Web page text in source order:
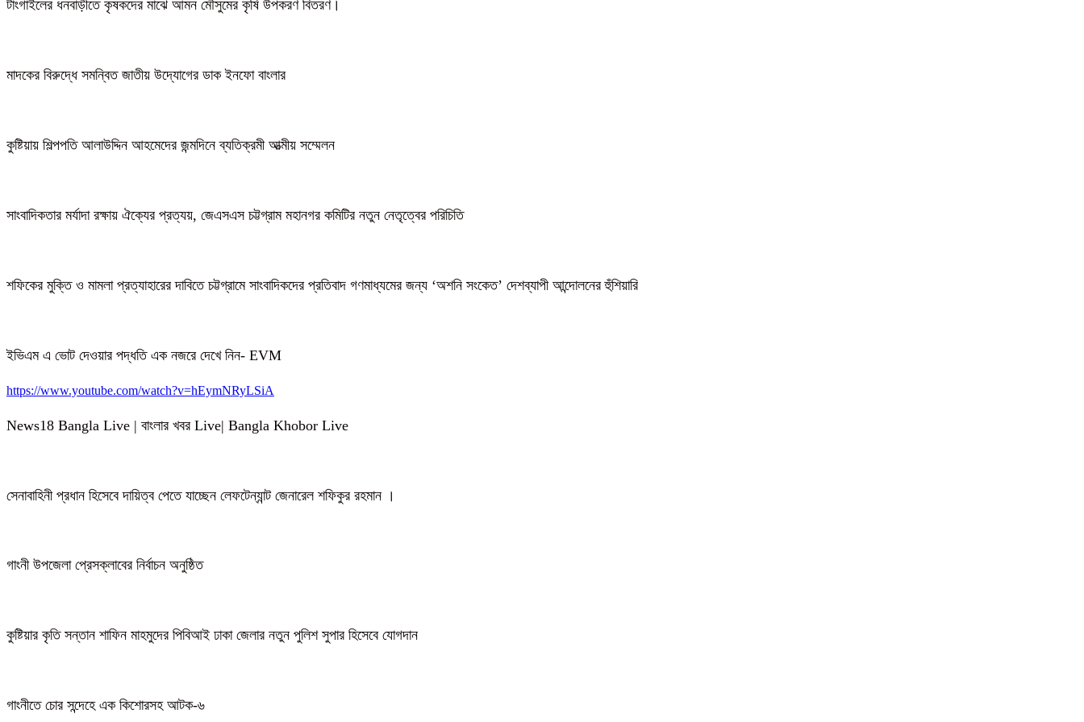
টাংগাইলের ধনবাড়ীতে কৃষকদের মাঝে আমন মৌসুমের কৃষি উপকরণ বিতরণ।
মাদকের বিরুদ্ধে সমন্বিত জাতীয় উদ্যোগের ডাক ইনফো বাংলার
কুষ্টিয়ায় শিল্পপতি আলাউদ্দিন আহমেদের জন্মদিনে ব্যতিক্রমী আত্মীয় সম্মেলন
সাংবাদিকতার মর্যাদা রক্ষায় ঐক্যের প্রত্যয়, জেএসএস চট্টগ্রাম মহানগর কমিটির নতুন নেতৃত্বের পরিচিতি
শফিকের মুক্তি ও মামলা প্রত্যাহারের দাবিতে চট্টগ্রামে সাংবাদিকদের প্রতিবাদ গণমাধ্যমের জন্য ‘অশনি সংকেত’ দেশব্যাপী আন্দোলনের হুঁশিয়ারি
ইভিএম এ ভোট দেওয়ার পদ্ধতি এক নজরে দেখে নিন- EVM
https://www.youtube.com/watch?v=hEymNRyLSiA
News18 Bangla Live | বাংলার খবর Live| Bangla Khobor Live
সেনাবাহিনী প্রধান হিসেবে দায়িত্ব পেতে যাচ্ছেন লেফটেন্যান্ট জেনারেল শফিকুর রহমান ।
গাংনী উপজেলা প্রেসক্লাবের নির্বাচন অনুষ্ঠিত
কুষ্টিয়ার কৃতি সন্তান শাফিন মাহমুদের পিবিআই ঢাকা জেলার নতুন পুলিশ সুপার হিসেবে যোগদান
গাংনীতে চোর সন্দেহে এক কিশোরসহ আটক-৬